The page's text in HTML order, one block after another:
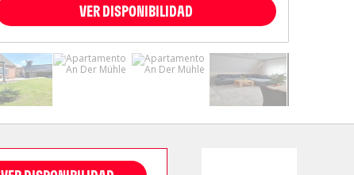
VER DISPONIBILIDAD